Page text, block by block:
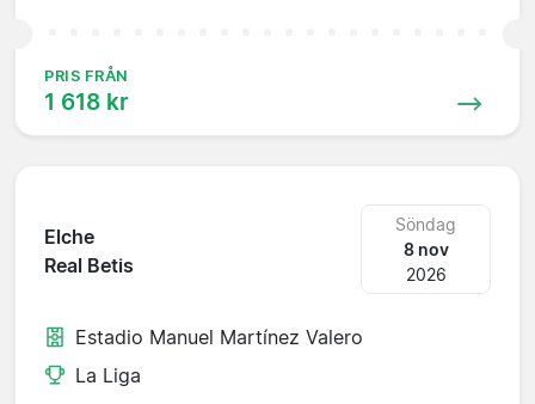
PRIS FRÅN
1 618 kr
Elche
Real Betis
Söndag
8 nov
2026
Estadio Manuel Martínez Valero
La Liga